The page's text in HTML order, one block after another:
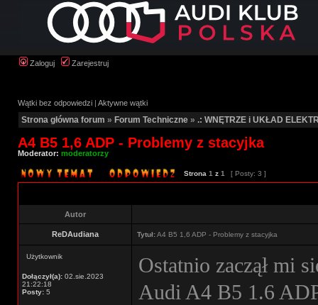
Zaloguj Zarejestruj
Wątki bez odpowiedzi | Aktywne wątki
Strona główna forum » Forum Techniczne » .: WNĘTRZE i UKŁAD
A4 B5 1,6 ADP - Problemy z stacyjka
Moderator: moderatorzy
Strona 1 z 1 [ Posty: 3 ]
Autor
ReDAudiana Tytuł:A4 B5 1,6 ADP - Problemy z stacyjka
Użytkownik
Dołączył(a): 02.sie.2023
21:22:18
Posty: 5
Ostatnio zaczął mi
Audi A4 B5 1.6